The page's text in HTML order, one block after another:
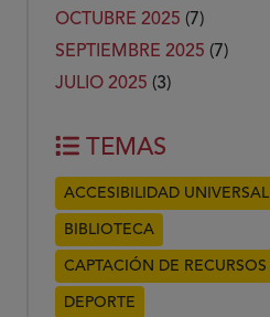
OCTUBRE 2025 (7)
SEPTIEMBRE 2025 (7)
JULIO 2025 (3)
TEMAS
ACCESIBILIDAD UNIVERSAL
BIBLIOTECA
CAPTACIÓN DE RECURSOS
DEPORTE